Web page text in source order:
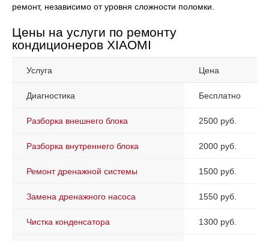
ремонт, независимо от уровня сложности поломки.
Цены на услуги по ремонту
кондиционеров XIAOMI
Услуга Цена
Диагностика Бесплатно
Разборка внешнего блока 2500 руб.
Разборка внутреннего блока 2000 руб.
Ремонт дренажной системы 1500 руб.
Замена дренажного насоса 1550 руб.
Чистка конденсатора 1300 руб.